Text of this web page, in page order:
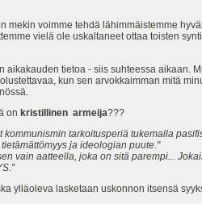
voimme tehdä lähimmäistemme
vielä ole uskaltaneet ottaa toisten
tietoa - siis suhteessa aikaan.
kun sen arvokkaimman mitä
on kristillinen armeija???
kommunismin tarkoitusperiä tukemalla
ja ideologian puute."
vain aatteella, joka on sitä parempi...
ylläoleva lasketaan uskonnon itsensä